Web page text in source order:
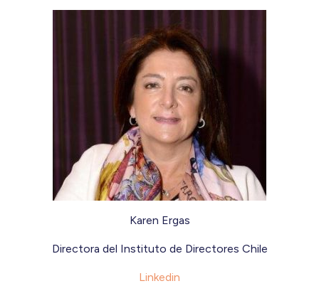
Karen Ergas
Directora del Instituto de Directores Chile
Linkedin